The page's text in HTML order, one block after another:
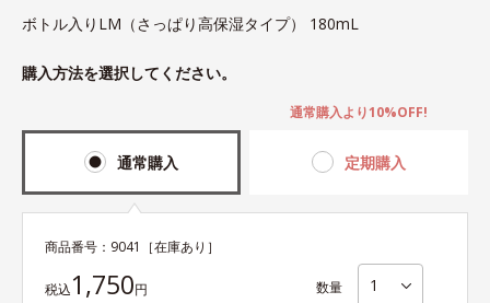
ボトル入りLM（さっぱり高保湿タイプ） 180mL
購入方法を選択してください。
通常購入 定期購入
通常購入より10%OFF!
商品番号： 9041 ［在庫あり］
税込1,750円 数量